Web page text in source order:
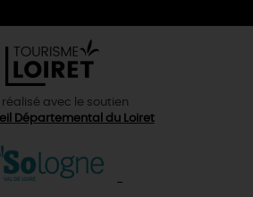
réalisé avec le soutien
Départemental du Loiret